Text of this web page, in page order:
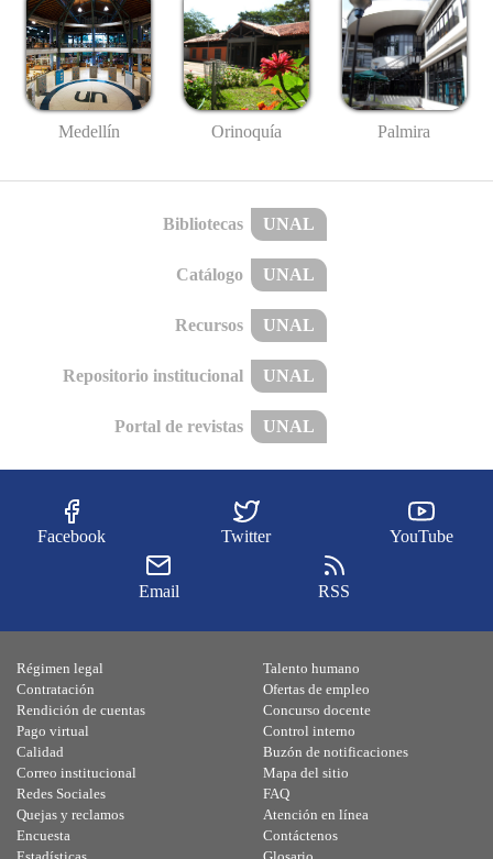
Medellín Orinoquía Palmira
Bibliotecas UNAL
Catálogo UNAL
Recursos UNAL
Repositorio institucional UNAL
Portal de revistas UNAL
Facebook Twitter YouTube
Email RSS
Régimen legal
Contratación
Rendición de cuentas
Pago virtual
Calidad
Talento humano
Ofertas de empleo
Concurso docente
Control interno
Buzón de notificaciones
Correo institucional
Redes Sociales
Quejas y reclamos
Encuesta
Mapa del sitio
FAQ
Atención en línea
Contáctenos